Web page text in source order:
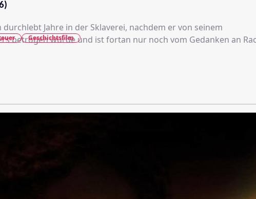
durchlebt Jahre in der Sklaverei, nachdem er von seinem
betrogen wurde und ist fortan nur noch vom Gedanken an
Geschichtsfilm